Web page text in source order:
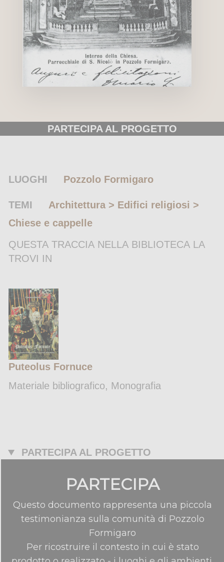
PARTECIPA AL PROGETTO
LUOGHI Pozzolo Formigaro
TEMI
Architettura > Edifici religiosi >
Chiese e cappelle
QUESTA TRACCIA NELLA BIBLIOTECA LA
TROVI IN
Puteolus Fornuce
Materiale bibliografico, Monografia
PARTECIPA AL PROGETTO
PARTECIPA
Questo documento rappresenta una piccola
testimonianza sulla comunità di Pozzolo
Formigaro
Per ricostruire il contesto in cui è stato